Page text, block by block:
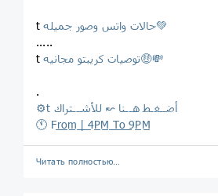
t
حالات واتس وصور جميله💚
.....
t
توصيات كريبتو مجانيه🤑💸
.
⚙️t أضــغـط هــنا ↜ للأشــتراك
🕚 Fr̲o̲m̲ ̲|̲ ̲4P̲M̲ ̲T̲o̲ ̲9P̲M̲
Читать полностью…